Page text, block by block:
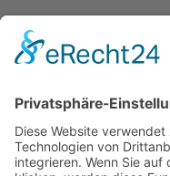
Über Uns
Über Uns
Unsere Satzung
Wir bieten an
Gästewohnungen